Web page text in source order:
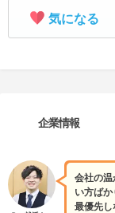
気になる
企業情報
会社の温
い方ば
最優先し